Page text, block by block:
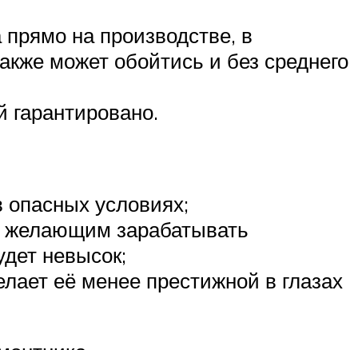
на производстве, в
может обойтись и без среднего
гарантировано.
условиях;
желающим зарабатывать
невысок;
её менее престижной в глазах